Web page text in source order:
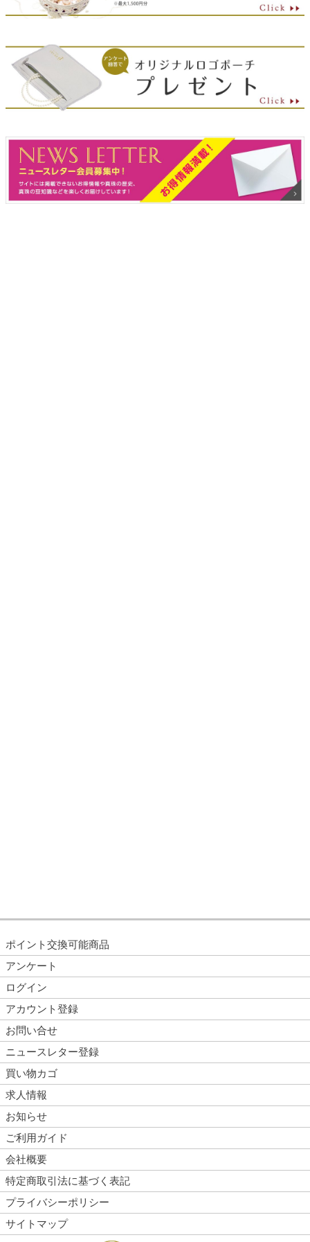
ポイント交換可能商品
アンケート
ログイン
アカウント登録
お問い合せ
ニュースレター登録
買い物カゴ
求人情報
お知らせ
ご利用ガイド
会社概要
特定商取引法に基づく表記
プライバシーポリシー
サイトマップ